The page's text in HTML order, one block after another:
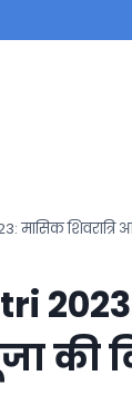
मासिक शिवरात्रि
की